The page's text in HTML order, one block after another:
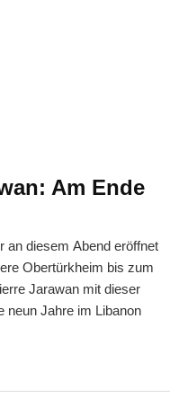
Am Ende
an diesem Abend eröffnet
Obertürkheim bis zum
Jarawan mit dieser
neun Jahre im Libanon